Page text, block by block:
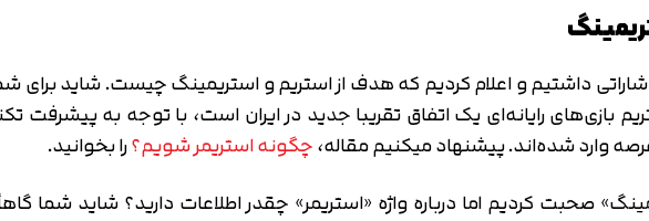
اشاراتی داشتیم و اعلام کردیم که هدف از استریم و استریمینگ چیست. شاید
بازی‌های رایانه‌ای یک اتفاق تقریبا جدید در ایران است، با توجه به پیشرفت
وارد شده‌اند. پیشنهاد میکنیم مقاله،چگونه استریمر شویم؟را بخوانید.
صحبت کردیم اما درباره واژه «استریمر» چقدر اطلاعات دارید؟ شاید